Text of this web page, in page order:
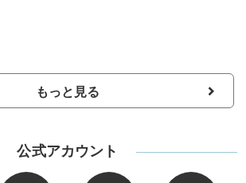
もっと見る
公式アカウント